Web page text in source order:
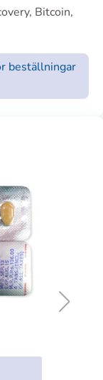
Bitcoin,
beställningar